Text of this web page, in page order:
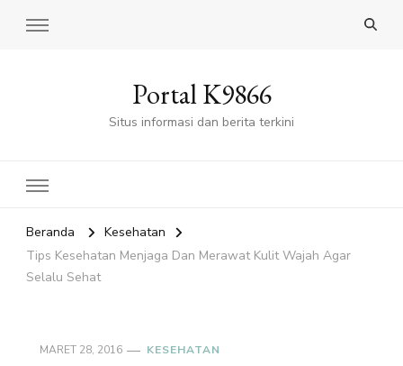
Portal K9866
Situs informasi dan berita terkini
Beranda
Kesehatan
Tips Kesehatan Menjaga Dan Merawat Kulit Wajah Agar
Selalu Sehat
MARET 28, 2016 KESEHATAN